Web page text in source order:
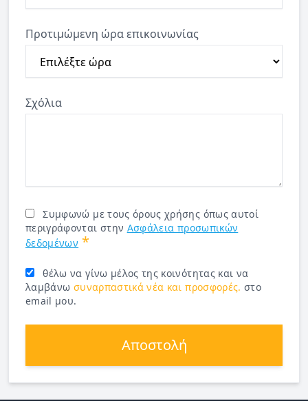
Προτιμώμενη ώρα επικοινωνίας
Σχόλια
Συμφωνώ με τους όρους χρήσης όπως αυτοί
περιγράφονται στην Ασφάλεια προσωπικών
δεδομένων *
θέλω να γίνω μέλος της κοινότητας και να
λαμβάνω συναρπαστικά νέα και προσφορές. στο
email μου.
Αποστολή